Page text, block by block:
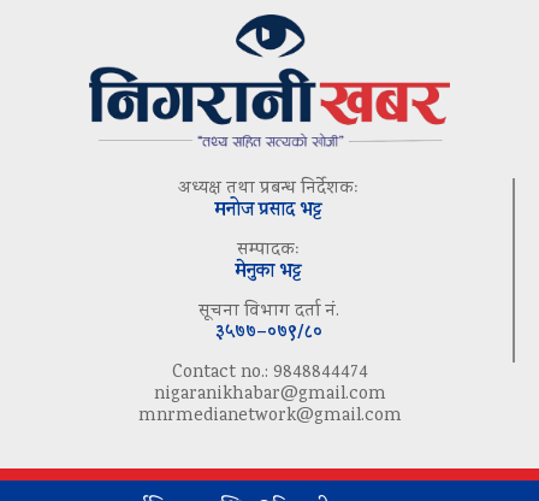
अध्यक्ष तथा प्रबन्ध निर्देशकः
मनोज प्रसाद भट्ट
सम्पादकः
मेनुका भट्ट
सूचना विभाग दर्ता नं.
३५७७–०७९/८०
Contact no.: 9848844474
nigaranikhabar@gmail.com
mnrmedianetwork@gmail.com